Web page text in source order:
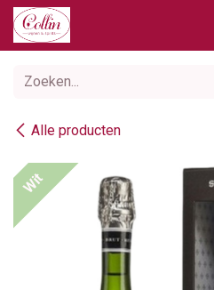
Overslaan naar inhoud
Alle producten
Wit